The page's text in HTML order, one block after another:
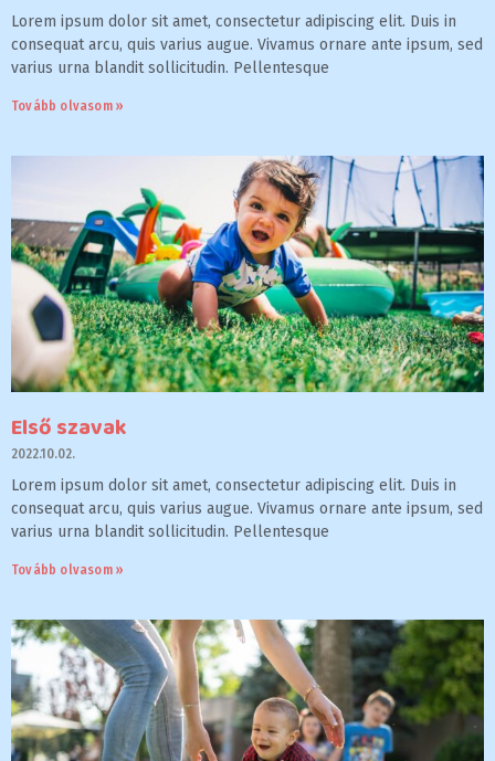
Lorem ipsum dolor sit amet, consectetur adipiscing elit. Duis in
consequat arcu, quis varius augue. Vivamus ornare ante ipsum, sed
varius urna blandit sollicitudin. Pellentesque
Tovább olvasom »
Első szavak
2022.10.02.
Lorem ipsum dolor sit amet, consectetur adipiscing elit. Duis in
consequat arcu, quis varius augue. Vivamus ornare ante ipsum, sed
varius urna blandit sollicitudin. Pellentesque
Tovább olvasom »